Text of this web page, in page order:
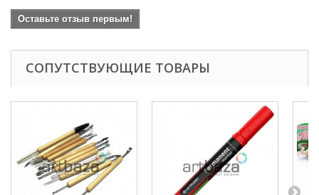
Оставьте отзыв первым!
СОПУТСТВУЮЩИЕ ТОВАРЫ